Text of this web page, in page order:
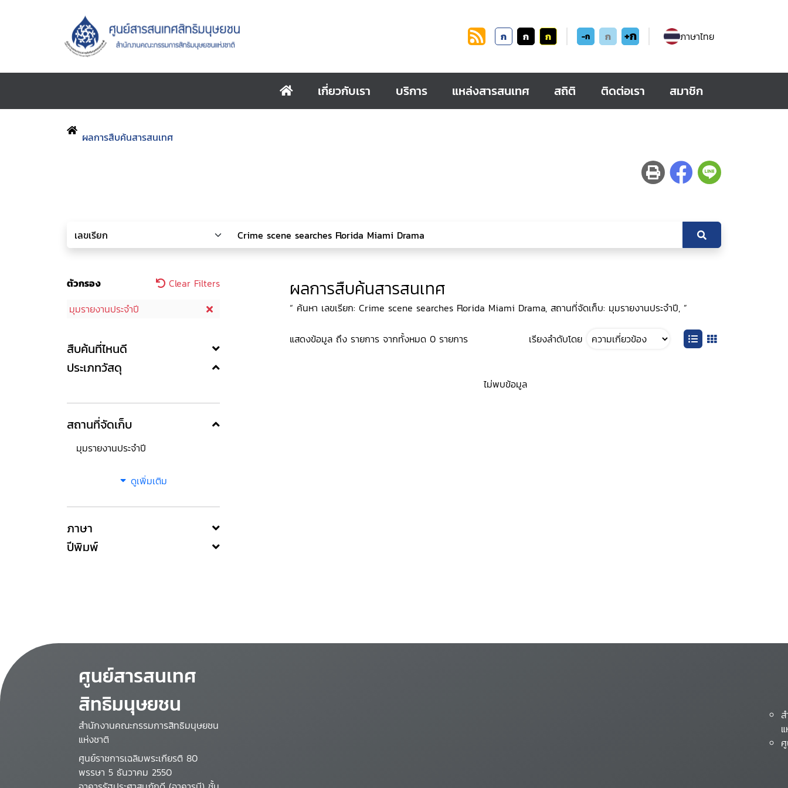
ก ก ก -ก ก +ก ภาษาไทย
เกี่ยวกับเรา บริการ แหล่งสารสนเทศ สถิติ ติดต่อเรา สมาชิก
ผลการสืบค้นสารสนเทศ
ตัวกรอง
Clear Filters
มุมรายงานประจำปี
สืบค้นที่ไหนดี
ประเภทวัสดุ
สถานที่จัดเก็บ
มุมรายงานประจำปี
ดูเพิ่มเติม
ภาษา
ปีพิมพ์
ผลการสืบค้นสารสนเทศ
“ ค้นหา เลขเรียก: Crime scene searches Florida Miami Drama, สถานที่จัดเก็บ: มุมรายงานประจำปี, ”
แสดงข้อมูล ถึง รายการ จากทั้งหมด 0 รายการ เรียงลำดับโดย
ไม่พบข้อมูล
ศูนย์สารสนเทศ
สิทธิมนุษยชน
สำนักงานคณะกรรมการสิทธิมนุษยชน
แห่งชาติ
ศูนย์ราชการเฉลิมพระเกียรติ 80
พรรษา 5 ธันวาคม 2550